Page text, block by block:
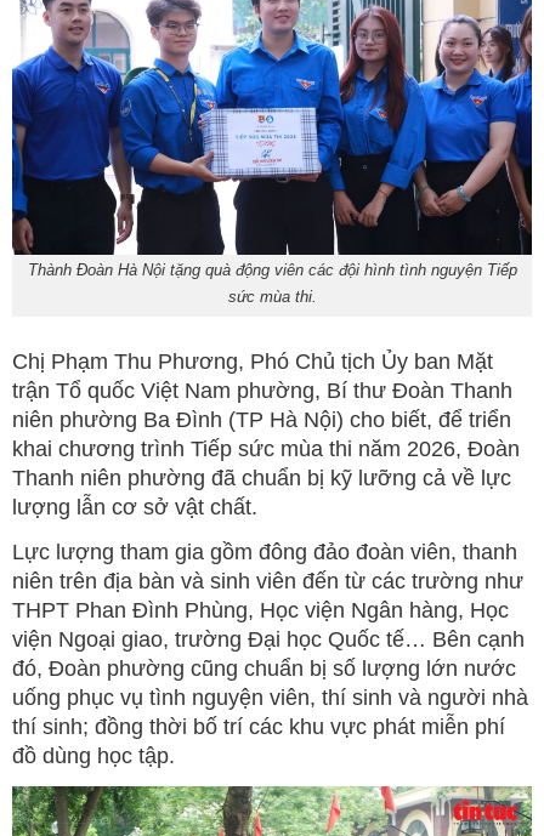
Thành Đoàn Hà Nội tặng quà động viên các đội hình tình nguyện Tiếp
sức mùa thi.
Chị Phạm Thu Phương, Phó Chủ tịch Ủy ban Mặt
trận Tổ quốc Việt Nam phường, Bí thư Đoàn Thanh
niên phường Ba Đình (TP Hà Nội) cho biết, để triển
khai chương trình Tiếp sức mùa thi năm 2026, Đoàn
Thanh niên phường đã chuẩn bị kỹ lưỡng cả về lực
lượng lẫn cơ sở vật chất.
Lực lượng tham gia gồm đông đảo đoàn viên, thanh
niên trên địa bàn và sinh viên đến từ các trường như
THPT Phan Đình Phùng, Học viện Ngân hàng, Học
viện Ngoại giao, trường Đại học Quốc tế… Bên cạnh
đó, Đoàn phường cũng chuẩn bị số lượng lớn nước
uống phục vụ tình nguyện viên, thí sinh và người nhà
thí sinh; đồng thời bố trí các khu vực phát miễn phí
đồ dùng học tập.